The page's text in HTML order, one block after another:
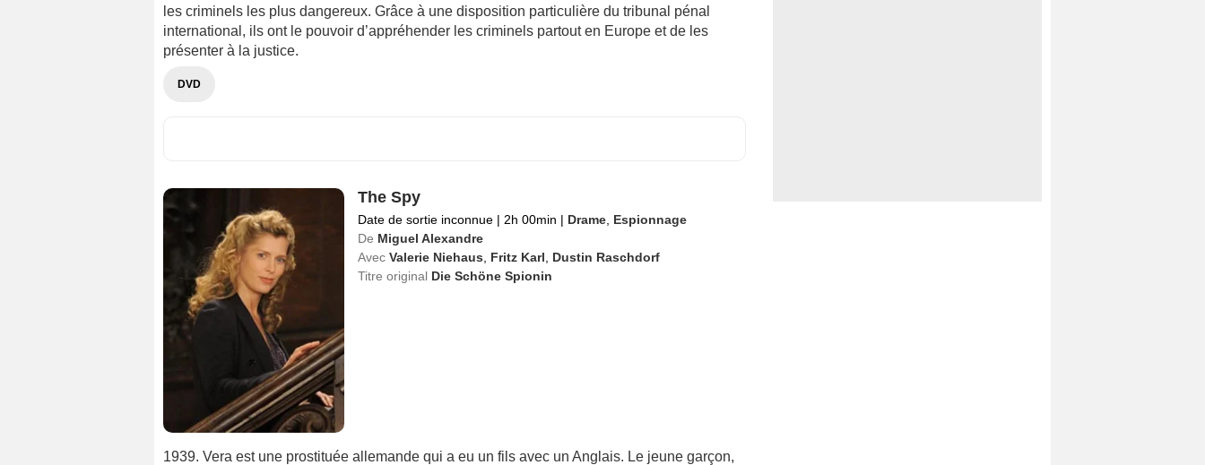
les criminels les plus dangereux. Grâce à une disposition particulière du tribunal pénal
international, ils ont le pouvoir d’appréhender les criminels partout en Europe et de les
présenter à la justice.
DVD
The Spy
Date de sortie inconnue | 2h 00min | Drame, Espionnage
De Miguel Alexandre
Avec Valerie Niehaus Fritz Karl
Dustin Raschdorf
Titre original Die Schöne Spionin
1939. Vera est une prostituée allemande qui a eu un fils avec un Anglais. Le jeune garçon,